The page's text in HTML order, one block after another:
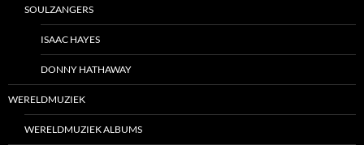
SOULZANGERS
ISAAC HAYES
DONNY HATHAWAY
WERELDMUZIEK
WERELDMUZIEK ALBUMS